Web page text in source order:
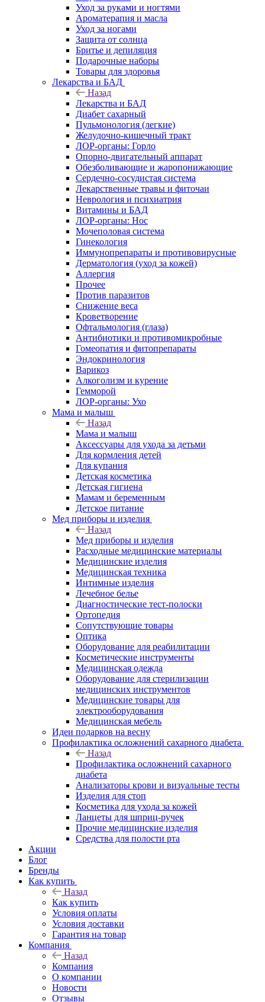
Уход за руками и ногтями
Ароматерапия и масла
Уход за ногами
Защита от солнца
Бритье и депиляция
Подарочные наборы
Товары для здоровья
Лекарства и БАД
Назад
Лекарства и БАД
Диабет сахарный
Пульмонология (легкие)
Желудочно-кишечный тракт
ЛОР-органы: Горло
Опорно-двигательный аппарат
Обезболивающие и жаропонижающие
Сердечно-сосудистая система
Лекарственные травы и фиточаи
Неврология и психиатрия
Витамины и БАД
ЛОР-органы: Нос
Мочеполовая система
Гинекология
Иммунопрепараты и противовирусные
Дерматология (уход за кожей)
Аллергия
Прочее
Против паразитов
Снижение веса
Кроветворение
Офтальмология (глаза)
Антибиотики и противомикробные
Гомеопатия и фитопрепараты
Эндокринология
Варикоз
Алкоголизм и курение
Гемморой
ЛОР-органы: Ухо
Мама и малыш
Назад
Мама и малыш
Аксессуары для ухода за детьми
Для кормления детей
Для купания
Детская косметика
Детская гигиена
Мамам и беременным
Детское питание
Мед приборы и изделия
Назад
Мед приборы и изделия
Расходные медицинские материалы
Медицинские изделия
Медицинская техника
Интимные изделия
Лечебное белье
Диагностические тест-полоски
Ортопедия
Сопутствующие товары
Оптика
Оборудование для реабилитации
Косметические инструменты
Медицинская одежда
Оборудование для стерилизации
медицинских инструментов
Медицинские товары для
электрооборудования
Медицинская мебель
Идеи подарков на весну
Профилактика осложнений сахарного диабета
Назад
Профилактика осложнений сахарного
диабета
Анализаторы крови и визуальные тесты
Изделия для стоп
Косметика для ухода за кожей
Ланцеты для шприц-ручек
Прочие медицинские изделия
Средства для полости рта
Акции
Блог
Бренды
Как купить
Назад
Как купить
Условия оплаты
Условия доставки
Гарантия на товар
Компания
Назад
Компания
О компании
Новости
Отзывы